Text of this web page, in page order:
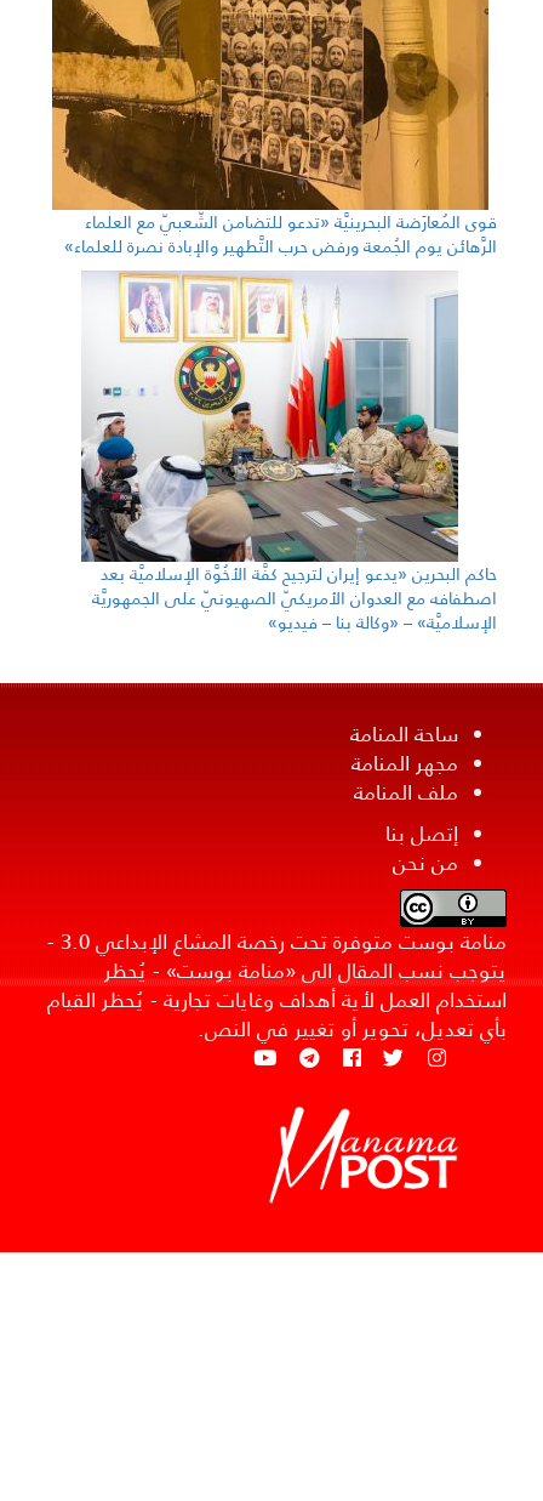
قوى المُعارَضة البحرينيَّة «تدعو للتضامن الشّعبيّ مع العلماء
الرَّهائن يوم الجُمعة ورفض حرب التَّطهير والإبادة نصرة للعلماء»
حاكم البحرين «يدعو إيران لترجيح كفَّة الأخُوَّة الإسلاميَّة بعد
اصطفافه مع العدوان الأمريكيّ الصهيونيّ على الجمهوريَّة
الإسلاميَّة» – «وكالة بنا – فيديو»
ساحة المنامة
مجهر المنامة
ملف المنامة
إتصل بنا
من نحن
منامة بوست متوفرة تحت رخصة المشاع الإبداعي 3.0 -
يتوجب نسب المقال الى «منامة بوست» - يُحظر
استخدام العمل لأية أهداف وغايات تجارية - يُحظر القيام
بأي تعديل، تحوير أو تغيير في النص.